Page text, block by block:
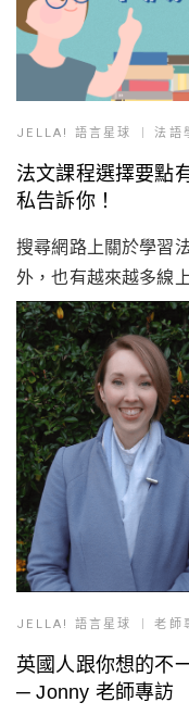
JELLA! 語言星球 法語
法文課程選擇要點
私告訴你！
搜尋網路上關於學習
外，也有越來越多線
JELLA! 語言星球 老師
英國人跟你想的不
─ Jonny 老師專訪